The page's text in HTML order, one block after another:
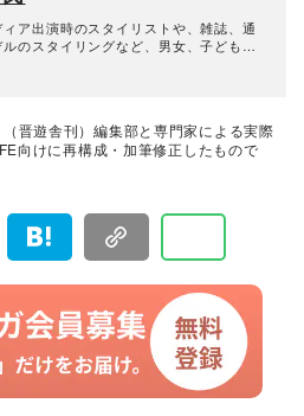
門。テスト方法の妥当性を担保しつ
目で結果が分かるビジュアル性を伴う
る。趣味はプラモデル作り。
ア出演時のスタイリストや、雑誌、通
のスタイリングなど、男女、子ども問
」（J-WAVE）に出演するなど、コ
ても活動中。
晋遊舎刊）編集部と専門家による実際
向けに再構成・加筆修正したもので